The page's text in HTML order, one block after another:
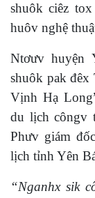
shuôk ciêz
huôv nghệ
Ntơưv huyện
shuôk pak
Vịnh Hạ
du lịch côngv
Phưv giám
lịch tỉnh Yên
“Nganhx sik